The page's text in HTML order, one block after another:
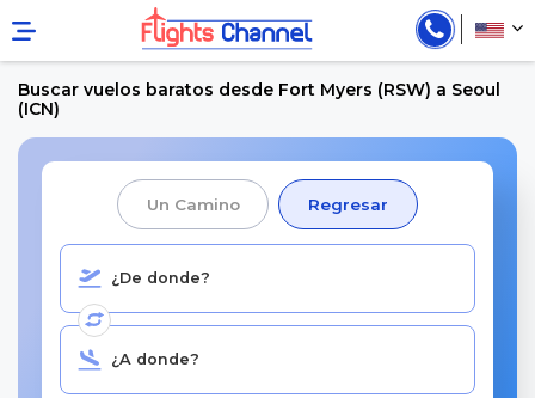
Buscar vuelos baratos desde Fort Myers (RSW) a Seoul
(ICN)
Un Camino Regresar